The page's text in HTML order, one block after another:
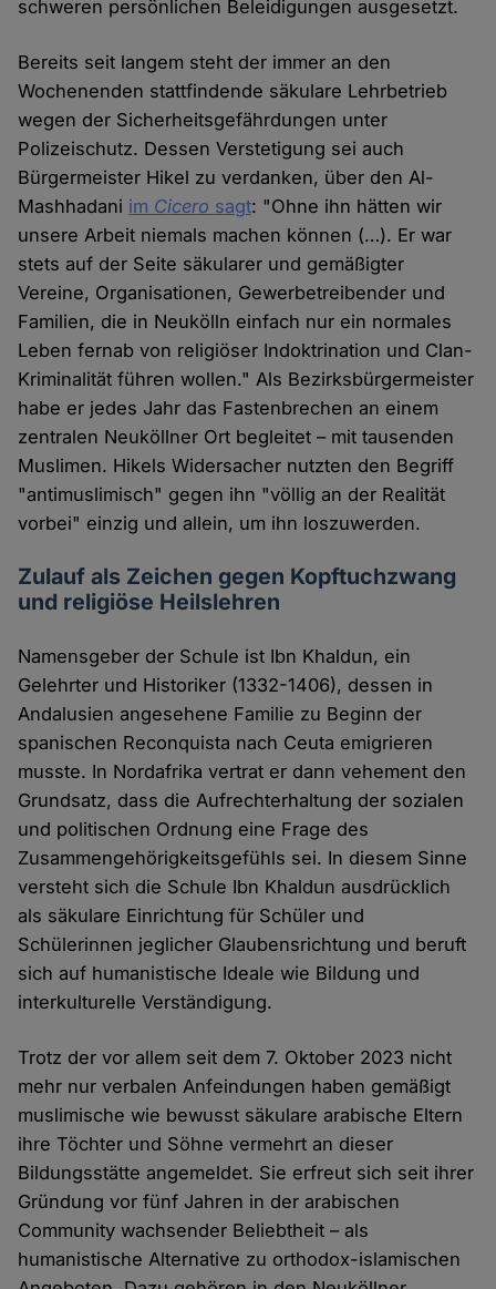
schweren persönlichen Beleidigungen ausgesetzt.
Bereits seit langem steht der immer an den
Wochenenden stattfindende säkulare Lehrbetrieb
wegen der Sicherheitsgefährdungen unter
Polizeischutz. Dessen Verstetigung sei auch
Bürgermeister Hikel zu verdanken, über den Al-
Mashhadani im Cicero sagt: "Ohne ihn hätten wir
unsere Arbeit niemals machen können (…). Er war
stets auf der Seite säkularer und gemäßigter
Vereine, Organisationen, Gewerbetreibender und
Familien, die in Neukölln einfach nur ein normales
Leben fernab von religiöser Indoktrination und Clan-
Kriminalität führen wollen." Als Bezirksbürgermeister
habe er jedes Jahr das Fastenbrechen an einem
zentralen Neuköllner Ort begleitet – mit tausenden
Muslimen. Hikels Widersacher nutzten den Begriff
"antimuslimisch" gegen ihn "völlig an der Realität
vorbei" einzig und allein, um ihn loszuwerden.
Zulauf als Zeichen gegen Kopftuchzwang
und religiöse Heilslehren
Namensgeber der Schule ist Ibn Khaldun, ein
Gelehrter und Historiker (1332-1406), dessen in
Andalusien angesehene Familie zu Beginn der
spanischen Reconquista nach Ceuta emigrieren
musste. In Nordafrika vertrat er dann vehement den
Grundsatz, dass die Aufrechterhaltung der sozialen
und politischen Ordnung eine Frage des
Zusammengehörigkeitsgefühls sei. In diesem Sinne
versteht sich die Schule Ibn Khaldun ausdrücklich
als säkulare Einrichtung für Schüler und
Schülerinnen jeglicher Glaubensrichtung und beruft
sich auf humanistische Ideale wie Bildung und
interkulturelle Verständigung.
Trotz der vor allem seit dem 7. Oktober 2023 nicht
mehr nur verbalen Anfeindungen haben gemäßigt
muslimische wie bewusst säkulare arabische Eltern
ihre Töchter und Söhne vermehrt an dieser
Bildungsstätte angemeldet. Sie erfreut sich seit ihrer
Gründung vor fünf Jahren in der arabischen
Community wachsender Beliebtheit – als
humanistische Alternative zu orthodox-islamischen